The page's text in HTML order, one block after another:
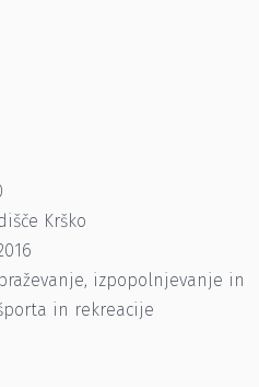
Krško
izpopolnjevanje in
in rekreacije